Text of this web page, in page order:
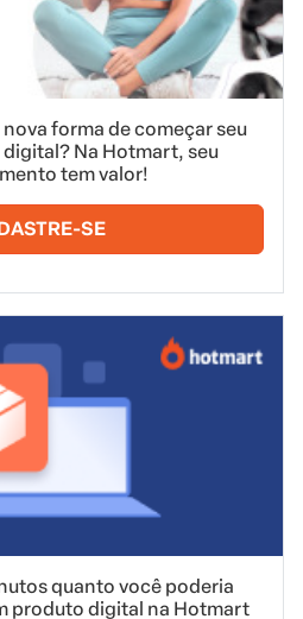
forma de começar seu
Na Hotmart, seu
tem valor!
SE
quanto você poderia
produto digital na Hotmart